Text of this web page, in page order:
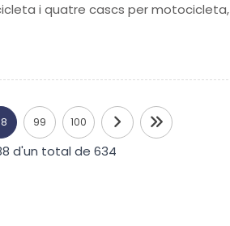
i quatre cascs per motocicleta,
99 100
d'un total de 634